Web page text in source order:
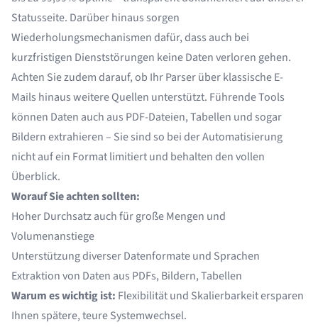
Statusseite. Darüber hinaus sorgen
Wiederholungsmechanismen dafür, dass auch bei
kurzfristigen Dienststörungen keine Daten verloren gehen.
Achten Sie zudem darauf, ob Ihr Parser über klassische E-
Mails hinaus weitere Quellen unterstützt. Führende Tools
können Daten auch aus PDF-Dateien, Tabellen und sogar
Bildern extrahieren – Sie sind so bei der Automatisierung
nicht auf ein Format limitiert und behalten den vollen
Überblick.
Worauf Sie achten sollten:
Hoher Durchsatz auch für große Mengen und
Volumenanstiege
Unterstützung diverser Datenformate und Sprachen
Extraktion von Daten aus PDFs, Bildern, Tabellen
Warum es wichtig ist: Flexibilität und Skalierbarkeit ersparen
Ihnen spätere, teure Systemwechsel.